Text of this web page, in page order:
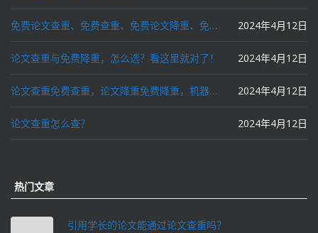
免费论文查重、免费查重、免费论文降重、免费降重、智能降重、一键降重、降低AIGC写作率、AI写论文，这些名词你了解吗？ 2024年4月12日
论文查重与免费降重，怎么选？看这里就对了！ 2024年4月12日
论文查重免费查重，论文降重免费降重，机器降重，人工降重，降低AIGC写作率，ai写论文，都要选论文狗和paperdog以及文思慧达！ 2024年4月12日
论文查重怎么查？ 2024年4月12日
热门文章
引用学长的论文能通过论文查重吗？